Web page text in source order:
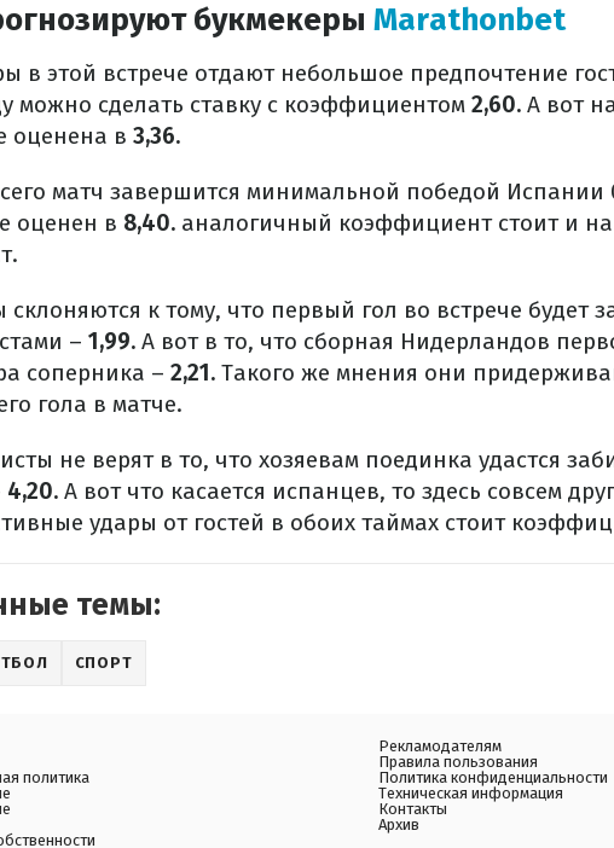
букмекеры Marathonbet
в этой встрече отдают небольшое предпочтение
можно сделать ставку с коэффициентом 2,60. А вот
оценена в 3,36.
матч завершится минимальной победой Испании
оценен в 8,40. аналогичный коэффициент стоит и
склоняются к тому, что первый гол во встрече будет
– 1,99. А вот в то, что сборная Нидерландов
соперника – 2,21. Такого же мнения они
гола в матче.
не верят в то, что хозяевам поединка удастся
4,20. А вот что касается испанцев, то здесь совсем
удары от гостей в обоих таймах стоит
темы:
СПОРТ
политика
Рекламодателям
Правила пользования
Политика конфиденциальности
Техническая информация
Контакты
Архив